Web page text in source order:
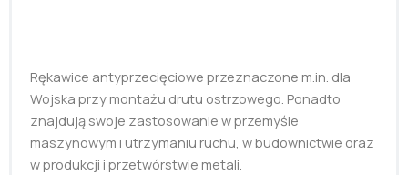
Rękawice antyprzecięciowe przeznaczone m.in. dla
Wojska przy montażu drutu ostrzowego. Ponadto
znajdują swoje zastosowanie w przemyśle
maszynowym i utrzymaniu ruchu, w budownictwie oraz
w produkcji i przetwórstwie metali.